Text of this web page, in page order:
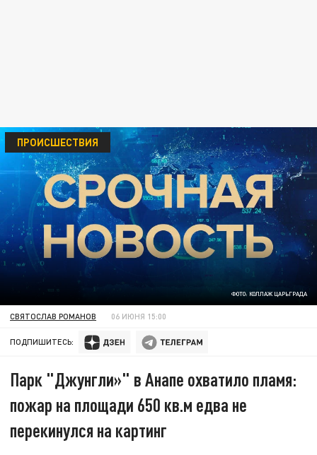
ФОТО: КОЛЛАЖ ЦАРЬГРАДА
ПРОИСШЕСТВИЯ
СВЯТОСЛАВ РОМАНОВ 06 ИЮНЯ 15:00
ПОДПИШИТЕСЬ:
Парк "Джунгли»" в Анапе охватило пламя:
пожар на площади 650 кв.м едва не
перекинулся на картинг